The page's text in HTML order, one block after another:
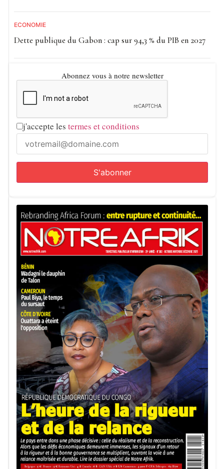
ECONOMIE
Dette publique du Gabon : cap sur 94,3 % du PIB en 2027
Abonnez vous à notre newsletter
j'accepte les termes et conditions